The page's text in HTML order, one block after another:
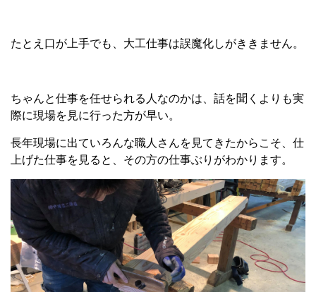
たとえ口が上手でも、大工仕事は誤魔化しがききません。
ちゃんと仕事を任せられる人なのかは、話を聞くよりも実
際に現場を見に行った方が早い。
長年現場に出ていろんな職人さんを見てきたからこそ、仕
上げた仕事を見ると、その方の仕事ぶりがわかります。